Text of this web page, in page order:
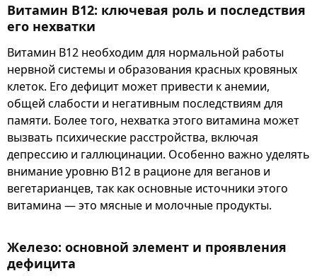
Витамин B12: ключевая роль и последствия
его нехватки
Витамин B12 необходим для нормальной работы
нервной системы и образования красных кровяных
клеток. Его дефицит может привести к анемии,
общей слабости и негативным последствиям для
памяти. Более того, нехватка этого витамина может
вызвать психические расстройства, включая
депрессию и галлюцинации. Особенно важно уделять
внимание уровню B12 в рационе для веганов и
вегетарианцев, так как основные источники этого
витамина — это мясные и молочные продукты.
Железо: основной элемент и проявления
дефицита